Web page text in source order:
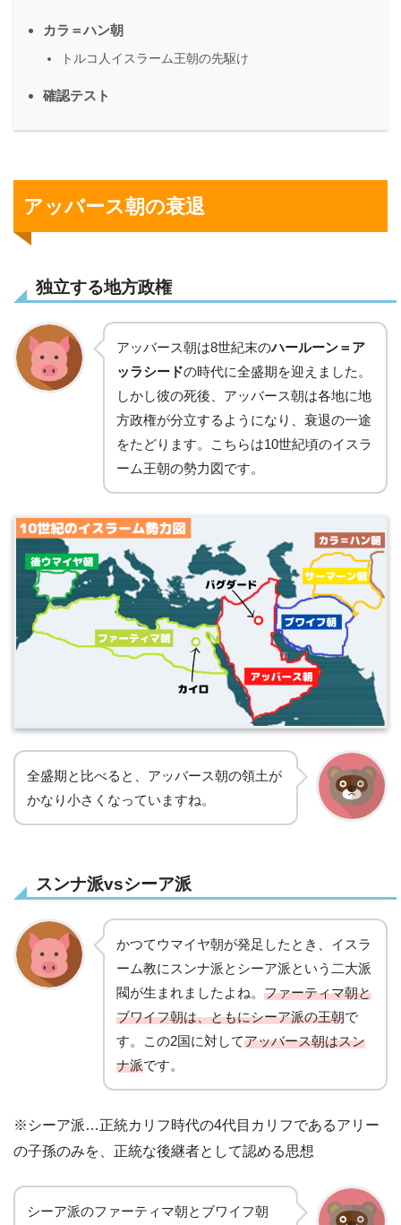
カラ＝ハン朝
トルコ人イスラーム王朝の先駆け
確認テスト
アッバース朝の衰退
独立する地方政権
アッバース朝は8世紀末のハールーン＝ア
ッラシードの時代に全盛期を迎えました。
しかし彼の死後、アッバース朝は各地に地
方政権が分立するようになり、衰退の一途
をたどります。こちらは10世紀頃のイスラ
ーム王朝の勢力図です。
全盛期と比べると、アッバース朝の領土が
かなり小さくなっていますね。
スンナ派vsシーア派
かつてウマイヤ朝が発足したとき、イスラ
ーム教にスンナ派とシーア派という二大派
閥が生まれましたよね。 ファーティマ朝と
ブワイフ朝は、ともにシーア派の王朝で
す。この2国に対してアッバース朝はスン
ナ派です。
※シーア派…正統カリフ時代の4代目カリフであるアリー
の子孫のみを、正統な後継者として認める思想
シーア派のファーティマ朝とブワイフ朝